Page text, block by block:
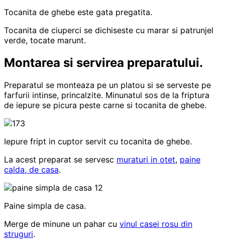
Tocanita de ghebe este gata pregatita.
Tocanita de ciuperci se dichiseste cu marar si patrunjel
verde, tocate marunt.
Montarea si servirea preparatului.
Preparatul se monteaza pe un platou si se serveste pe
farfurii intinse, princalzite. Minunatul sos de la friptura
de iepure se picura peste carne si tocanita de ghebe.
Iepure fript in cuptor servit cu tocanita de ghebe.
La acest preparat se servesc muraturi in otet, paine
calda, de casa.
Paine simpla de casa.
Merge de minune un pahar cu vinul casei rosu din
struguri.